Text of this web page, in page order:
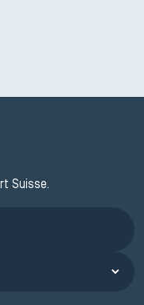
Suisse.